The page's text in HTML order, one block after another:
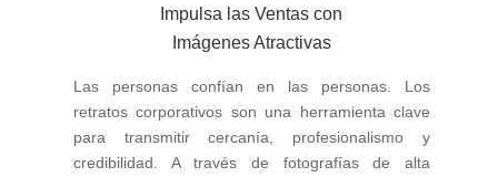
Impulsa las Ventas con
Imágenes Atractivas
Las personas confían en las personas. Los
retratos corporativos son una herramienta clave
para transmitir cercanía, profesionalismo y
credibilidad. A través de fotografías de alta